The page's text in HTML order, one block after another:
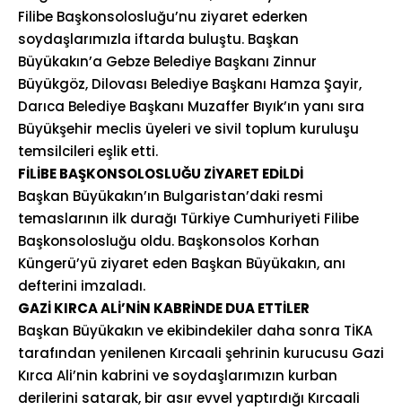
Filibe Başkonsolosluğu’nu ziyaret ederken
soydaşlarımızla iftarda buluştu. Başkan
Büyükakın’a Gebze Belediye Başkanı Zinnur
Büyükgöz, Dilovası Belediye Başkanı Hamza Şayir,
Darıca Belediye Başkanı Muzaffer Bıyık’ın yanı sıra
Büyükşehir meclis üyeleri ve sivil toplum kuruluşu
temsilcileri eşlik etti.
FİLİBE BAŞKONSOLOSLUĞU ZİYARET EDİLDİ
Başkan Büyükakın’ın Bulgaristan’daki resmi
temaslarının ilk durağı Türkiye Cumhuriyeti Filibe
Başkonsolosluğu oldu. Başkonsolos Korhan
Küngerü’yü ziyaret eden Başkan Büyükakın, anı
defterini imzaladı.
GAZİ KIRCA ALİ’NİN KABRİNDE DUA ETTİLER
Başkan Büyükakın ve ekibindekiler daha sonra TİKA
tarafından yenilenen Kırcaali şehrinin kurucusu Gazi
Kırca Ali’nin kabrini ve soydaşlarımızın kurban
derilerini satarak, bir asır evvel yaptırdığı Kırcaali